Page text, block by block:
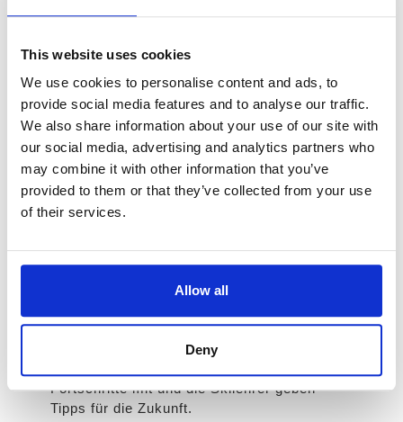
This website uses cookies
We use cookies to personalise content and ads, to
provide social media features and to analyse our traffic.
We also share information about your use of our site with
our social media, advertising and analytics partners who
may combine it with other information that you’ve
provided to them or that they’ve collected from your use
of their services.
Allow all
Deny
Programm für das halbe
Camp:
Tägliches Aufwärmen: Wir beginnen jeden
Skilehrer lernen die Kinder Skitechniken, die
ihrem Können entsprechen.
Zusammenfassung des Tages: Am Ende des
Fortschritte mit und die Skilehrer geben
Tipps für die Zukunft.